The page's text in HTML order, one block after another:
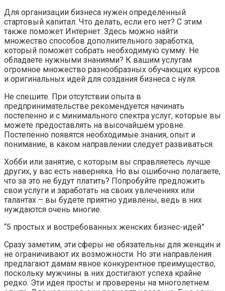
Для организации бизнеса нужен определенный
стартовый капитал. Что делать, если его нет? С этим
также поможет Интернет. Здесь можно найти
множество способов дополнительного заработка,
который поможет собрать необходимую сумму. Не
обладаете нужными знаниями? К вашим услугам
огромное множество разнообразных обучающих курсов
и оригинальных идей для создания бизнеса с нуля.
Не спешите. При отсутствии опыта в
предпринимательстве рекомендуется начинать
постепенно и с минимального спектра услуг, которые вы
можете предоставлять на высочайшем уровне.
Постепенно появятся необходимые знания, опыт и
понимание, в каком направлении следует развиваться.
Хобби или занятие, с которым вы справляетесь лучше
других, у вас есть наверняка. Но вы ошибочно полагаете,
что за это не будут платить? Попробуйте предложить
свои услуги и заработать на своих увлечениях или
талантах – вы будете приятно удивлены, ведь в них
нуждаются очень многие.
“5 простых и востребованных женских бизнес-идей”
Сразу заметим, эти сферы не обязательны для женщин и
не ограничивают их возможности. Но эти направления
предлагают дамам явное конкурентное преимущество,
поскольку мужчины в них достигают успеха крайне
редко. Эти идея просты и проверены на многолетнем